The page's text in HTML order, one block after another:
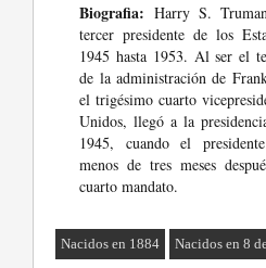
Biografia: Harry S.
tercer presidente de los
1945 hasta 1953. Al ser el
de la administración de
el trigésimo cuarto
Unidos, llegó a la
1945, cuando el
menos de tres meses
cuarto mandato.
Nacidos en 1884 Nacidos en 8